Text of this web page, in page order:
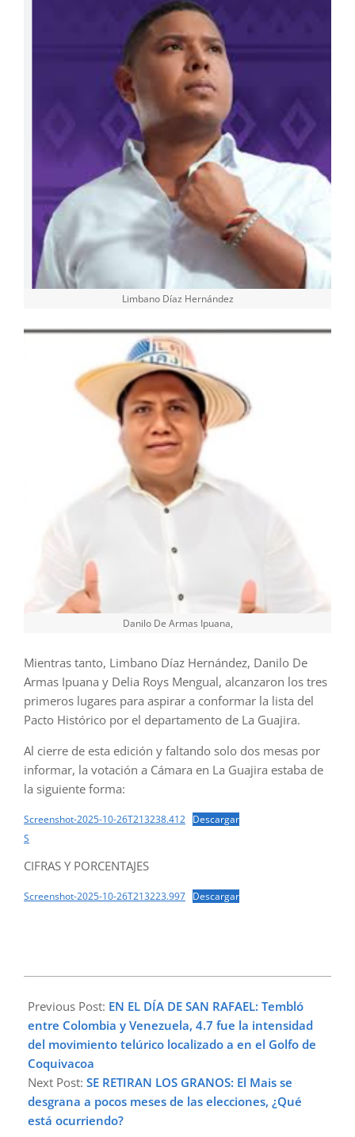
Limbano Díaz Hernández
Danilo De Armas Ipuana,
Mientras tanto, Limbano Díaz Hernández, Danilo De
Armas Ipuana y Delia Roys Mengual, alcanzaron los tres
primeros lugares para aspirar a conformar la lista del
Pacto Histórico por el departamento de La Guajira.
Al cierre de esta edición y faltando solo dos mesas por
informar, la votación a Cámara en La Guajira estaba de
la siguiente forma:
Screenshot-2025-10-26T213238.412 Descargar
S
CIFRAS Y PORCENTAJES
Screenshot-2025-10-26T213223.997 Descargar
10-
26
Previous Post: EN EL DÍA DE SAN RAFAEL: Tembló
entre Colombia y Venezuela, 4.7 fue la intensidad
del movimiento telúrico localizado a en el Golfo de
Coquivacoa
Next Post: SE RETIRAN LOS GRANOS: El Mais se
desgrana a pocos meses de las elecciones, ¿Qué
está ocurriendo?